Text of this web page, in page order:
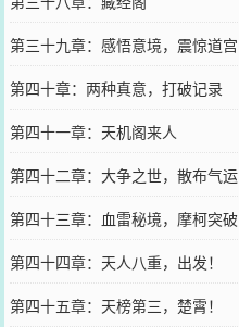
第三十九章：感悟意境，震惊道宫
第四十章：两种真意，打破记录
第四十一章：天机阁来人
第四十二章：大争之世，散布气运
第四十三章：血雷秘境，摩柯突破
第四十四章：天人八重，出发！
第四十五章：天榜第三，楚霄！